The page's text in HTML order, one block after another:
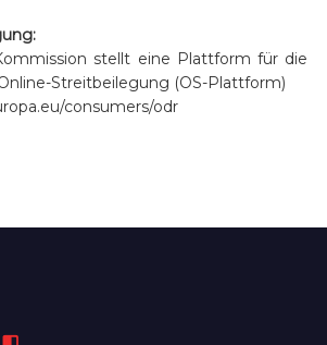
stellt eine Plattform für die
Streitbeilegung (OS-Plattform)
consumers/odr